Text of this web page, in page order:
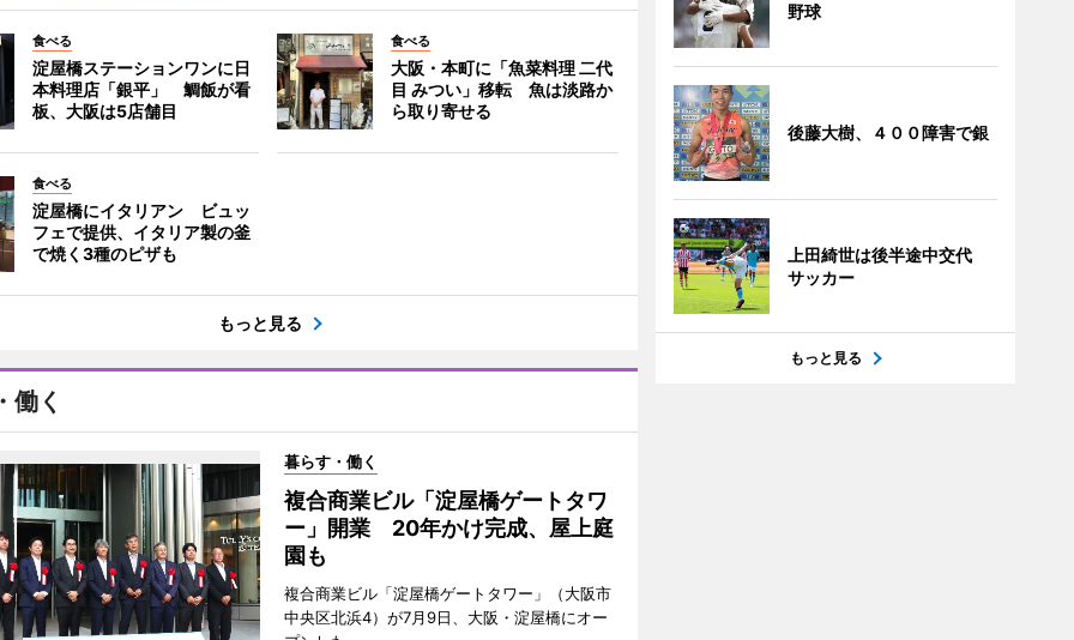
食べる
淀屋橋ステーションワンに日
本料理店「銀平」 鯛飯が看
板、大阪は5店舗目
食べる
大阪・本町に「魚菜料理 二代
目 みつい」移転 魚は淡路か
ら取り寄せる
食べる
淀屋橋にイタリアン ビュッ
フェで提供、イタリア製の釜
で焼く3種のピザも
もっと見る
働く
暮らす・働く
複合商業ビル「淀屋橋ゲートタワ
ー」開業 20年かけ完成、屋上庭
園も
複合商業ビル「淀屋橋ゲートタワー」（大阪市
中央区北浜4）が7月9日、大阪・淀屋橋にオー
野球
後藤大樹、４００障害で銀
上田綺世は後半途中交代
サッカー
もっと見る